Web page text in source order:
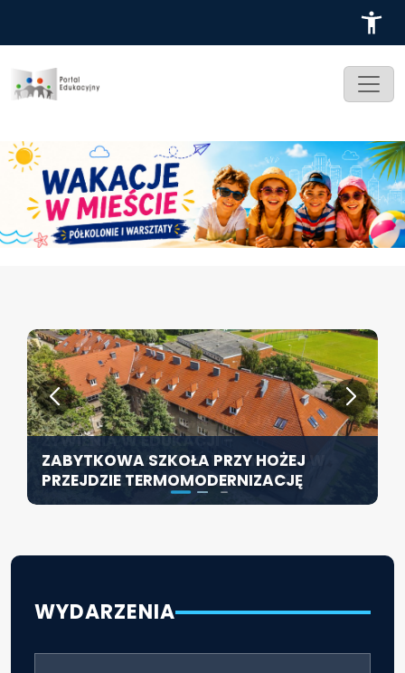
ZABYTKOWA SZKOŁA PRZY HOŻEJ
PRZEJDZIE TERMOMODERNIZACJĘ
KONFERENCJA PT. „NOWA JAKOŚĆ
ŻYWIENIA W EDUKACJI –
ODPOWIEDZIALNOŚĆ DYREKTORA W
ŚWIETLE ROZPORZĄDZENIA 2026”
SZCZECIN ROZWIJA EDUKACJĘ
WŁĄCZAJĄCĄ - NOWE
SPECJALISTYCZNE CENTRUM
ROZPOCZYNA DZIAŁALNOŚĆ
WYDARZENIA